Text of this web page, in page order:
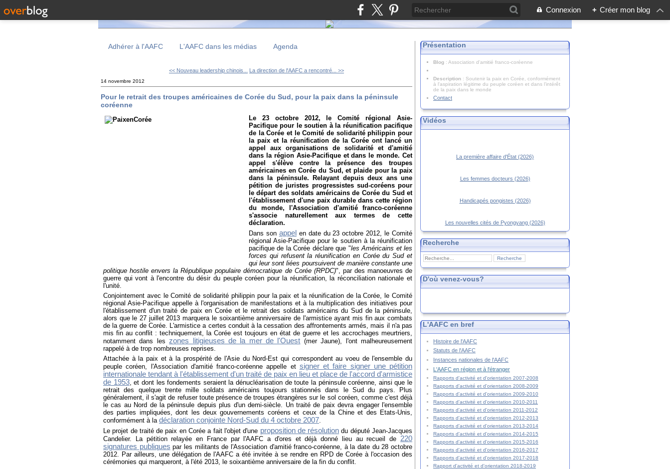
Connexion + Créer mon blog
Adhérer à l'AAFC L'AAFC dans les médias Agenda
<< Nouveau leadership chinois... La direction de l'AAFC a rencontré... >>
14 novembre 2012
Pour le retrait des troupes américaines de Corée du Sud, pour la paix dans la péninsule
coréenne
Le 23 octobre 2012, le Comité régional Asie-
Pacifique pour le soutien à la réunification pacifique
de la Corée et le Comité de solidarité philippin pour
la paix et la réunification de la Corée ont lancé un
appel aux organisations de solidarité et d'amitié
dans la région Asie-Pacifique et dans le monde. Cet
appel s'élève contre la présence des troupes
américaines en Corée du Sud, et plaide pour la paix
dans la péninsule. Relayant depuis deux ans une
pétition de juristes progressistes sud-coréens pour
le départ des soldats américains de Corée du Sud et
l'établissement d'une paix durable dans cette région
du monde, l'Association d'amitié franco-coréenne
s'associe naturellement aux termes de cette
déclaration.
Dans son appel en date du 23 octobre 2012, le Comité
régional Asie-Pacifique pour le soutien à la réunification
pacifique de la Corée déclare que "les Américains et les
forces qui refusent la réunification en Corée du Sud et
qui leur sont liées poursuivent de manière constante une
politique hostile envers la République populaire démocratique de Corée (RPDC)", par des manoeuvres de
guerre qui vont à l'encontre du désir du peuple coréen pour la réunification, la réconciliation nationale et
l'unité.
Conjointement avec le Comité de solidarité philippin pour la paix et la réunification de la Corée, le Comité
régional Asie-Pacifique appelle à l'organisation de manifestations et à la multiplication des initiatives pour
l'établissement d'un traité de paix en Corée et le retrait des soldats américains du Sud de la péninsule,
alors que le 27 juillet 2013 marquera le soixantième anniversaire de l'armistice ayant mis fin aux combats
de la guerre de Corée. L'armistice a certes conduit à la cessation des affrontements armés, mais il n'a pas
mis fin au conflit : techniquement, la Corée est toujours en état de guerre et les accrochages meurtriers,
notamment dans leszones litigieuses de la mer de l'Ouest (mer Jaune), l'ont malheureusement
rappelé à de trop nombreuses reprises.
Attachée à la paix et à la prospérité de l'Asie du Nord-Est qui correspondent au voeu de l'ensemble du
peuple coréen, l'Association d'amitié franco-coréenne appelle et signer et faire signer une pétition
internationale tendant à l'établissement d'un traité de paix en lieu et place de l'accord d'armistice
de 1953, et dont les fondements seraient la dénucléarisation de toute la péninsule coréenne, ainsi que le
retrait des quelque trente mille soldats américains toujours stationnés dans le Sud du pays. Plus
généralement, il s'agit de refuser toute présence de troupes étrangères sur le sol coréen, comme c'est déjà
le cas au Nord de la péninsule depuis plus d'un demi-siècle. Un traité de paix devra engager l'ensemble
des parties impliquées, dont les deux gouvernements coréens et ceux de la Chine et des Etats-Unis,
conformément à la déclaration conjointe Nord-Sud du 4 octobre 2007.
Le projet de traité de paix en Corée a fait l'objet d'une proposition de résolution du député Jean-Jacques
Candelier. La pétition relayée en France par l'AAFC a d'ores et déjà donné lieu au recueil de 220
signatures publiques par les militants de l'Association d'amitié franco-coréenne, à la date du 28 octobre
2012. Par ailleurs, une délégation de l'AAFC a été invitée à se rendre en RPD de Corée à l'occasion des
cérémonies qui marqueront, à l'été 2013, le soixantième anniversaire de la fin du conflit.
Présentation
Blog : Association d'amitié franco-coréenne
Description : Soutenir la paix en Corée, conformément
à l'aspiration légitime du peuple coréen et dans l’intérêt
de la paix dans le monde
Contact
Vidéos
La première affaire d'État (2026)
Les femmes docteurs (2026)
Handicapés pongistes (2026)
Les nouvelles cités de Pyongyang (2026)
Recherche
D'où venez-vous?
L'AAFC en bref
Histoire de l'AAFC
Statuts de l'AAFC
Instances nationales de l'AAFC
L'AAFC en région et à l'étranger
Rapports d'activité et d'orientation 2007-2008
Rapports d'activité et d'orientation 2008-2009
Rapports d'activité et d'orientation 2009-2010
Rapports d'activité et d'orientation 2010-2011
Rapports d'activité et d'orientation 2011-2012
Rapports d'activité et d'orientation 2012-2013
Rapports d'activité et d'orientation 2013-2014
Rapports d'activité et d'orientation 2014-2015
Rapports d'activité et d'orientation 2015-2016
Rapports d'activité et d'orientation 2016-2017
Rapports d'activité et d'orientation 2017-2018
Rapport d'activité et d'orientation 2018-2019